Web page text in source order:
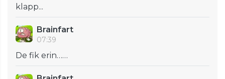
klapp...
Brainfart
07:39
De fik erin……